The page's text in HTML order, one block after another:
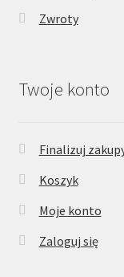
Zwroty
Twoje konto
Finalizuj
Koszyk
Moje konto
Zaloguj się